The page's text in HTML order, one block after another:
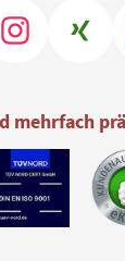
mehrfach